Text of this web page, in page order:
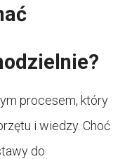
procesem, który
i wiedzy. Choć
do